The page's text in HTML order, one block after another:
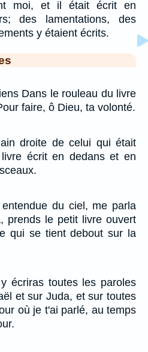
moi, et il était écrit en
des lamentations, des
y étaient écrits.
Dans le rouleau du livre
faire, ô Dieu, ta volonté.
droite de celui qui était
écrit en dedans et en
du ciel, me parla
prends le petit livre ouvert
qui se tient debout sur la
écriras toutes les paroles
et sur Juda, et sur toutes
où je t'ai parlé, au temps